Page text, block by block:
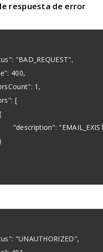
respuesta de error
"BAD_REQUEST",
400,
1,
[
"UNAUTHORIZED",